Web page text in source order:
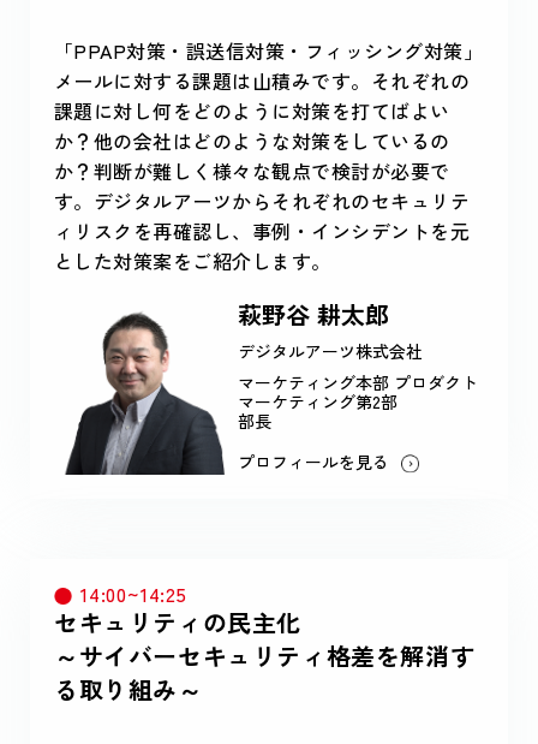
「PPAP対策・誤送信対策・フィッシング対策」
メールに対する課題は山積みです。それぞれの
課題に対し何をどのように対策を打てばよい
か？他の会社はどのような対策をしているの
か？判断が難しく様々な観点で検討が必要で
す。デジタルアーツからそれぞれのセキュリテ
ィリスクを再確認し、事例・インシデントを元
とした対策案をご紹介します。
萩野谷 耕太郎
デジタルアーツ株式会社
マーケティング本部 プロダクト
マーケティング第2部
部長
プロフィールを見る
14:00~14:25
セキュリティの民主化
～サイバーセキュリティ格差を解消す
る取り組み～